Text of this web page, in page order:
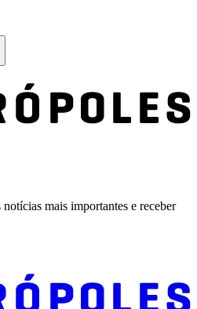
mais importantes e receber